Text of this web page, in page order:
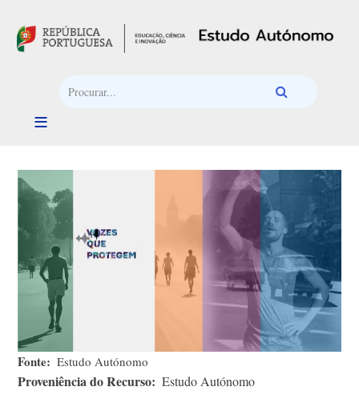
Fonte Estudo Autónomo
Proveniência do Recurso Estudo Autónomo